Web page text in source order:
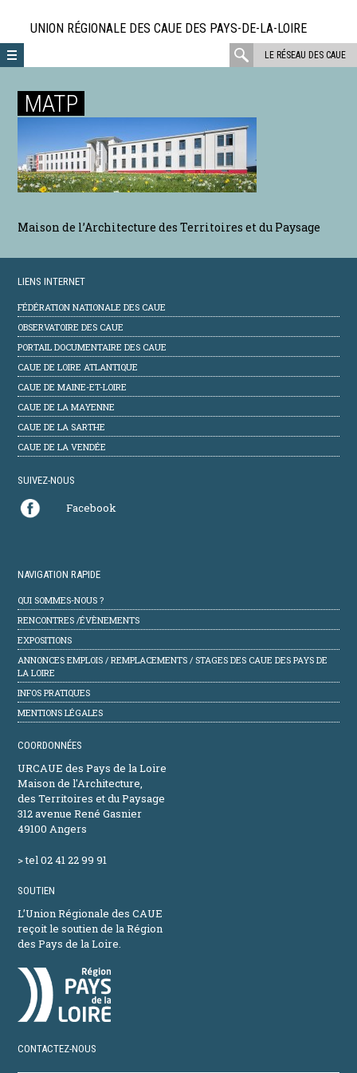
directement
au
contenu
UNION RÉGIONALE DES CAUE DES PAYS-DE-LA-LOIRE
LE RÉSEAU DES CAUE
rechercher
:
MATP
Maison de l’Architecture des Territoires et du Paysage
LIENS INTERNET
FÉDÉRATION NATIONALE DES CAUE
OBSERVATOIRE DES CAUE
PORTAIL DOCUMENTAIRE DES CAUE
CAUE DE LOIRE ATLANTIQUE
CAUE DE MAINE-ET-LOIRE
CAUE DE LA MAYENNE
CAUE DE LA SARTHE
CAUE DE LA VENDÉE
SUIVEZ-NOUS
Facebook
NAVIGATION RAPIDE
QUI SOMMES-NOUS ?
RENCONTRES /ÉVÈNEMENTS
EXPOSITIONS
ANNONCES EMPLOIS / REMPLACEMENTS / STAGES DES CAUE DES PAYS DE
LA LOIRE
INFOS PRATIQUES
MENTIONS LÉGALES
COORDONNÉES
URCAUE des Pays de la Loire
Maison de l'Architecture,
des Territoires et du Paysage
312 avenue René Gasnier
49100 Angers
> tel 02 41 22 99 91
SOUTIEN
L’Union Régionale des CAUE
reçoit le soutien de la Région
des Pays de la Loire.
CONTACTEZ-NOUS